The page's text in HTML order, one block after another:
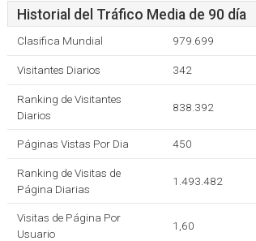
Historial del Tráfico Media de 90 día
Clasifica Mundial 979.699
Visitantes Diarios 342
Ranking de Visitantes
Diarios
838.392
Páginas Vistas Por Dia 450
Ranking de Visitas de
Página Diarias
1.493.482
Visitas de Página Por
Usuario
1,60